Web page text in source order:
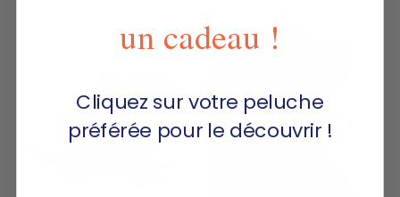
NOUVEAUTÉ
un cadeau !
Cliquez sur votre peluche
préférée pour le découvrir !